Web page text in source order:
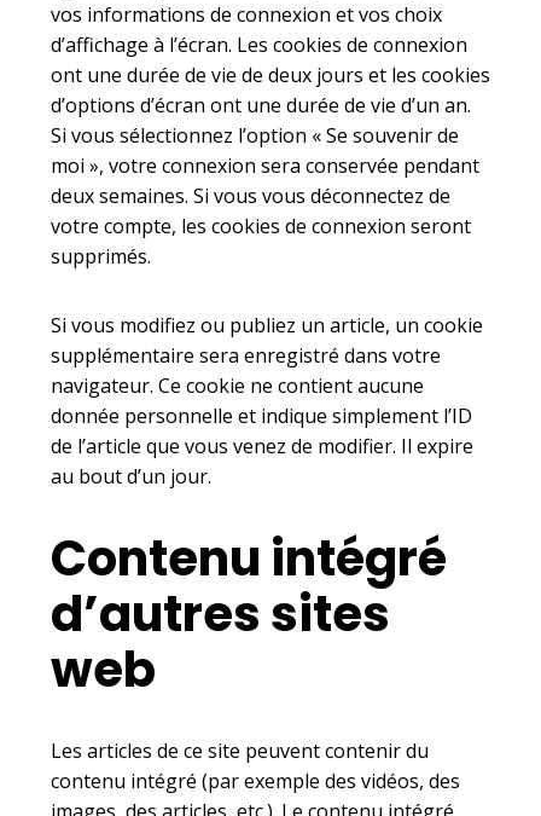
vos informations de connexion et vos choix
d’affichage à l’écran. Les cookies de connexion
ont une durée de vie de deux jours et les cookies
d’options d’écran ont une durée de vie d’un an.
Si vous sélectionnez l’option « Se souvenir de
moi », votre connexion sera conservée pendant
deux semaines. Si vous vous déconnectez de
votre compte, les cookies de connexion seront
supprimés.
Si vous modifiez ou publiez un article, un cookie
supplémentaire sera enregistré dans votre
navigateur. Ce cookie ne contient aucune
donnée personnelle et indique simplement l’ID
de l’article que vous venez de modifier. Il expire
au bout d’un jour.
Contenu intégré
d’autres sites
web
Les articles de ce site peuvent contenir du
contenu intégré (par exemple des vidéos, des